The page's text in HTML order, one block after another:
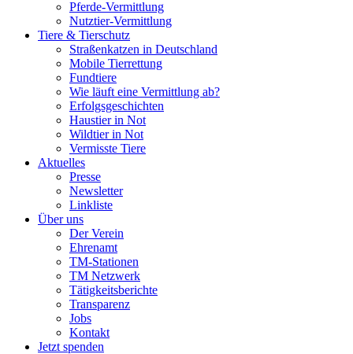
Pferde-Vermittlung
Nutztier-Vermittlung
Tiere & Tierschutz
Straßenkatzen in Deutschland
Mobile Tierrettung
Fundtiere
Wie läuft eine Vermittlung ab?
Erfolgsgeschichten
Haustier in Not
Wildtier in Not
Vermisste Tiere
Aktuelles
Presse
Newsletter
Linkliste
Über uns
Der Verein
Ehrenamt
TM-Stationen
TM Netzwerk
Tätigkeitsberichte
Transparenz
Jobs
Kontakt
Jetzt spenden